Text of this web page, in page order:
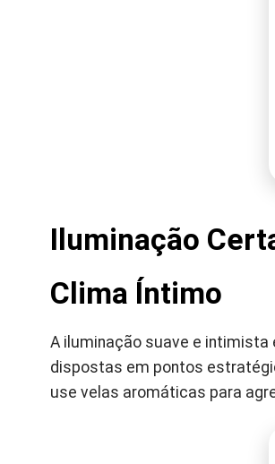
Iluminação
Clima Íntimo
A iluminação suave e
dispostas em pontos
use velas aromáticas para